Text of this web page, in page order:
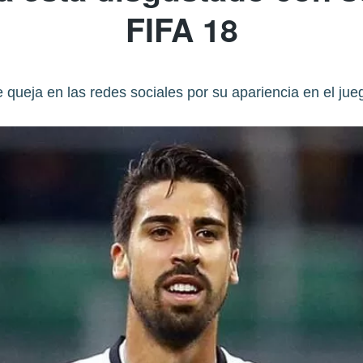
FIFA 18
queja en las redes sociales por su apariencia en el